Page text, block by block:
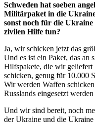
Schweden hat soeben
Militärpaket in die
sonst noch für die
zivilen Hilfe tun?
Ja, wir schicken jetzt das
Und es ist ein Paket, das an
Hilfspakete, die wir geliefert
schicken, genug für 10.000
Wir werden Waffen
Russlands eingesetzt
Und wir sind bereit, noch
der Ukraine und die